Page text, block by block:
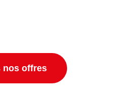
nos offres